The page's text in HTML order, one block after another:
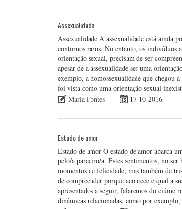
Assexualidade
Assexualidade A assexualidade está ainda
contornos raros. No entanto, os indivíduos
orientação sexual, precisam de ser
apesar de a assexualidade ser uma
exemplo, a homossexualidade que chegou
foi vista como uma orientação sexual
Maria Fontes
17-10-2016
Estado de amor
Estado de amor O estado de amor abarca
pelo/a parceiro/a. Estes sentimentos, no
momentos de felicidade, mas também de
de compreender porque acontece e qual a
apresentados a seguir, falaremos do ciúme
dinâmicas relacionadas, como por